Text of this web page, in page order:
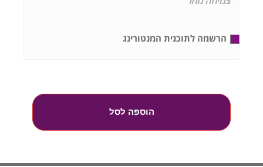
הרשמה לתוכנית המנטורינג
הוספה לסל